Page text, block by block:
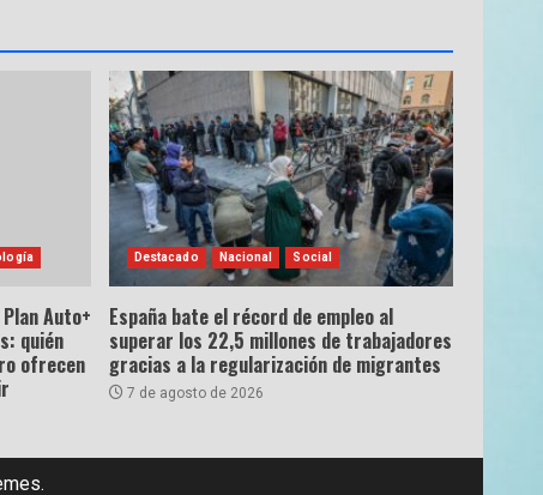
Auto+
quién
ofrecen
Destacado Nacional Social
España bate el récord de empleo al
superar los 22,5 millones de trabajadores
gracias a la regularización de migrantes
7 de agosto de 2026